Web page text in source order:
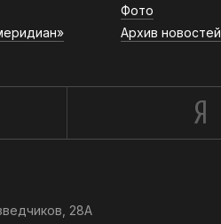
Фото
Архив новостей
28А